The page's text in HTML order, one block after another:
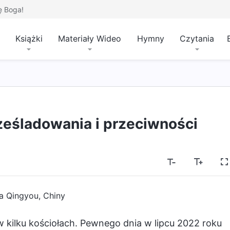
Boga!
Książki Materiały Wideo Hymny Czytania
i przeciwności
Qingyou, Chiny
kościołach. Pewnego dnia w lipcu 2022 roku